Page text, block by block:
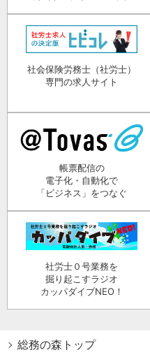
社会保険労務士（社労士）
専門の求人サイト
帳票配信の
電子化・自動化で
「ビジネス」をつなぐ
社労士０号業務を
掘り起こすラジオ
カッパダイブNEO！
総務の森トップ